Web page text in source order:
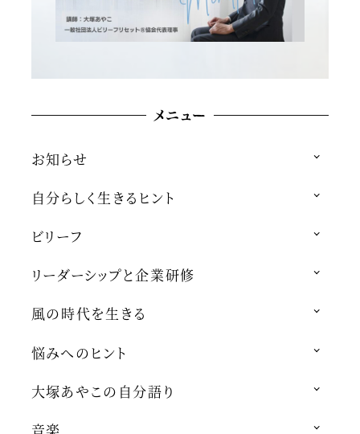
メニュー
お知らせ
自分らしく生きるヒント
ビリーフ
リーダーシップと企業研修
風の時代を生きる
悩みへのヒント
大塚あやこの自分語り
音楽